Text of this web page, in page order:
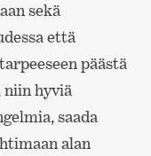
sekä
että
päästä
niin hyviä
saada
alan